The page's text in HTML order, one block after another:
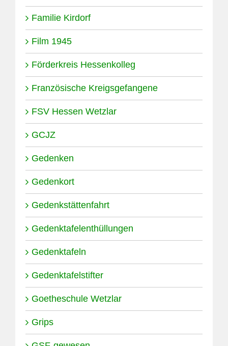
Familie Kirdorf
Film 1945
Förderkreis Hessenkolleg
Französische Kreigsgefangene
FSV Hessen Wetzlar
GCJZ
Gedenken
Gedenkort
Gedenkstättenfahrt
Gedenktafelenthüllungen
Gedenktafeln
Gedenktafelstifter
Goetheschule Wetzlar
Grips